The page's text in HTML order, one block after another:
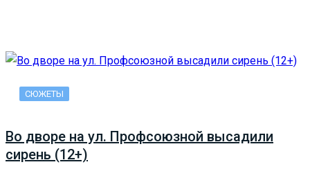
СЮЖЕТЫ
Во дворе на ул. Профсоюзной высадили
сирень (12+)